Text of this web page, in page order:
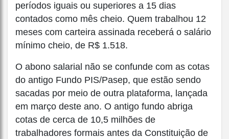
períodos iguais ou superiores a 15 dias
contados como mês cheio. Quem trabalhou 12
meses com carteira assinada receberá o salário
mínimo cheio, de R$ 1.518.
O abono salarial não se confunde com as cotas
do antigo Fundo PIS/Pasep, que estão sendo
sacadas por meio de outra plataforma, lançada
em março deste ano. O antigo fundo abriga
cotas de cerca de 10,5 milhões de
trabalhadores formais antes da Constituição de